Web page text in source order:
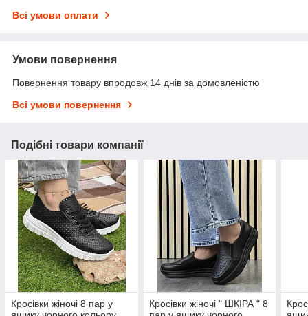
Всі умови оплати
Умови повернення
Повернення товару впродовж 14 днів за домовленістю
Всі умови повернення
Подібні товари компанії
Кросівки жіночі 8 пар у
Кросівки жіночі " ШКІРА " 8